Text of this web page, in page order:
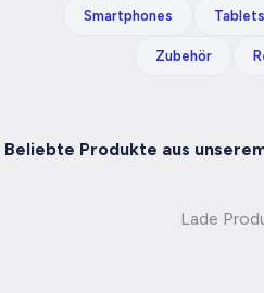
Smartphones Tablets
Zubehör
Beliebte Produkte aus
Lade